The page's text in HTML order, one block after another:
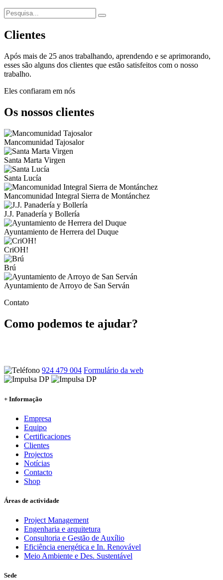
Clientes
Após mais de 25 anos trabalhando, aprendendo e se aprimorando,
esses são alguns dos clientes que estão satisfeitos com o nosso
trabalho.
Eles confiaram em nós
Os nossos clientes
Mancomunidad Tajosalor
Santa Marta Virgen
Santa Lucía
Mancomunidad Integral Sierra de Montánchez
J.J. Panadería y Bollería
Ayuntamiento de Herrera del Duque
CriOH!
Brú
Ayuntamiento de Arroyo de San Serván
Contato
Como podemos te ajudar?
924 479 004 Formulário da web
+ Informação
Empresa
Equipo
Certificaciones
Clientes
Projectos
Notícias
Contacto
Shop
Áreas de actividade
Project Management
Engenharia e arquitetura
Consultoria e Gestão de Auxílio
Eficiência energética e In. Renovável
Meio Ambiente e Des. Sustentável
Sede